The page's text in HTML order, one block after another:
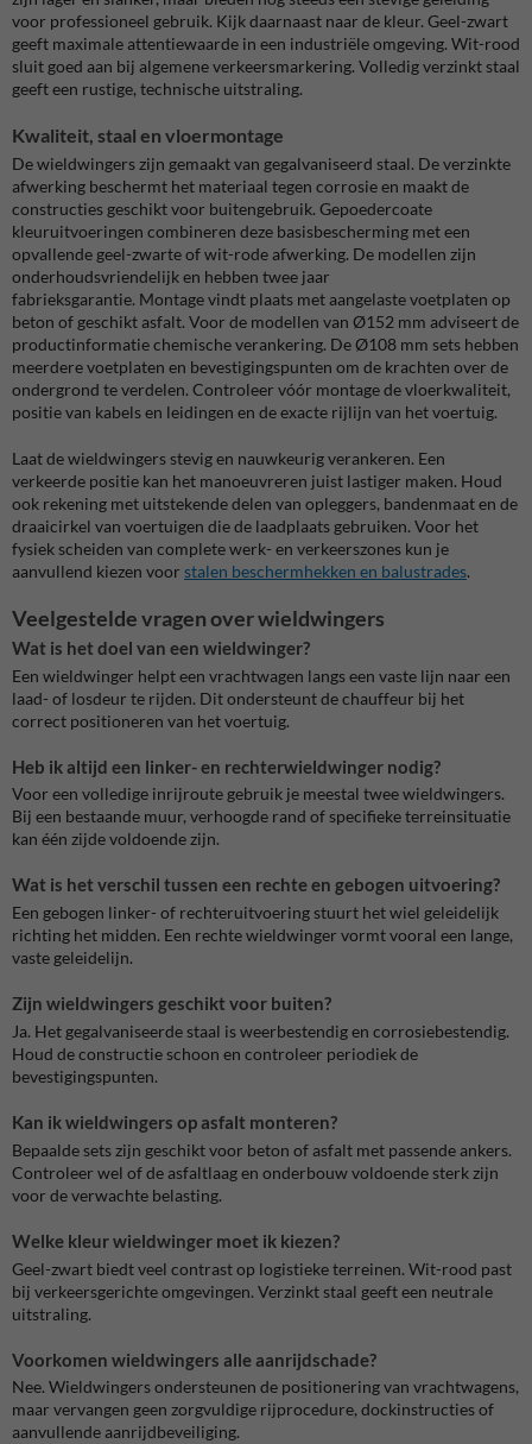
voor professioneel gebruik. Kijk daarnaast naar de kleur. Geel-zwart
geeft maximale attentiewaarde in een industriële omgeving. Wit-rood
sluit goed aan bij algemene verkeersmarkering. Volledig verzinkt staal
geeft een rustige, technische uitstraling.
Kwaliteit, staal en vloermontage
De wieldwingers zijn gemaakt van gegalvaniseerd staal. De verzinkte
afwerking beschermt het materiaal tegen corrosie en maakt de
constructies geschikt voor buitengebruik. Gepoedercoate
kleuruitvoeringen combineren deze basisbescherming met een
opvallende geel-zwarte of wit-rode afwerking. De modellen zijn
onderhoudsvriendelijk en hebben twee jaar
fabrieksgarantie. Montage vindt plaats met aangelaste voetplaten op
beton of geschikt asfalt. Voor de modellen van Ø152 mm adviseert de
productinformatie chemische verankering. De Ø108 mm sets hebben
meerdere voetplaten en bevestigingspunten om de krachten over de
ondergrond te verdelen. Controleer vóór montage de vloerkwaliteit,
positie van kabels en leidingen en de exacte rijlijn van het voertuig.
Laat de wieldwingers stevig en nauwkeurig verankeren. Een
verkeerde positie kan het manoeuvreren juist lastiger maken. Houd
ook rekening met uitstekende delen van opleggers, bandenmaat en de
draaicirkel van voertuigen die de laadplaats gebruiken. Voor het
fysiek scheiden van complete werk- en verkeerszones kun je
aanvullend kiezen voor stalen beschermhekken en balustrades.
Veelgestelde vragen over wieldwingers
Wat is het doel van een wieldwinger?
Een wieldwinger helpt een vrachtwagen langs een vaste lijn naar een
laad- of losdeur te rijden. Dit ondersteunt de chauffeur bij het
correct positioneren van het voertuig.
Heb ik altijd een linker- en rechterwieldwinger nodig?
Voor een volledige inrijroute gebruik je meestal twee wieldwingers.
Bij een bestaande muur, verhoogde rand of specifieke terreinsituatie
kan één zijde voldoende zijn.
Wat is het verschil tussen een rechte en gebogen uitvoering?
Een gebogen linker- of rechteruitvoering stuurt het wiel geleidelijk
richting het midden. Een rechte wieldwinger vormt vooral een lange,
vaste geleidelijn.
Zijn wieldwingers geschikt voor buiten?
Ja. Het gegalvaniseerde staal is weerbestendig en corrosiebestendig.
Houd de constructie schoon en controleer periodiek de
bevestigingspunten.
Kan ik wieldwingers op asfalt monteren?
Bepaalde sets zijn geschikt voor beton of asfalt met passende ankers.
Controleer wel of de asfaltlaag en onderbouw voldoende sterk zijn
voor de verwachte belasting.
Welke kleur wieldwinger moet ik kiezen?
Geel-zwart biedt veel contrast op logistieke terreinen. Wit-rood past
bij verkeersgerichte omgevingen. Verzinkt staal geeft een neutrale
uitstraling.
Voorkomen wieldwingers alle aanrijdschade?
Nee. Wieldwingers ondersteunen de positionering van vrachtwagens,
maar vervangen geen zorgvuldige rijprocedure, dockinstructies of
aanvullende aanrijdbeveiliging.